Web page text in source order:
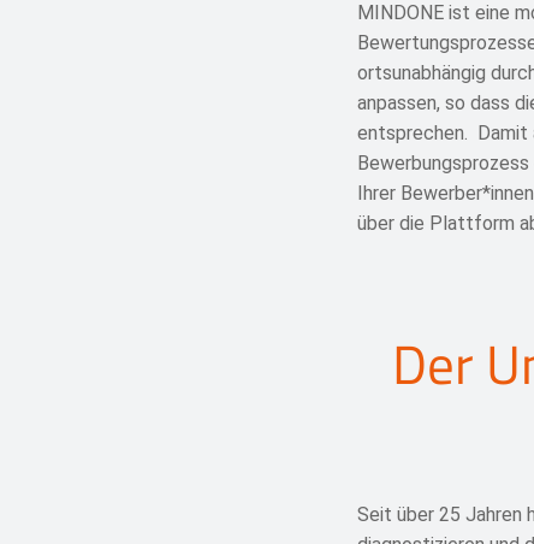
MINDONE ist eine
ortsunabhängig
anpassen, so dass
entsprechen. Damit
Ihrer
über die Plattform
Der
Seit über 25 Jahren